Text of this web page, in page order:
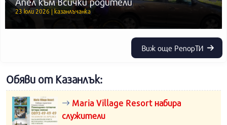
23 юли 2026 | казанлъчанка
Виж още РепорТИ
Обяви от Казанлък:
Maria Village Resort набира
служители